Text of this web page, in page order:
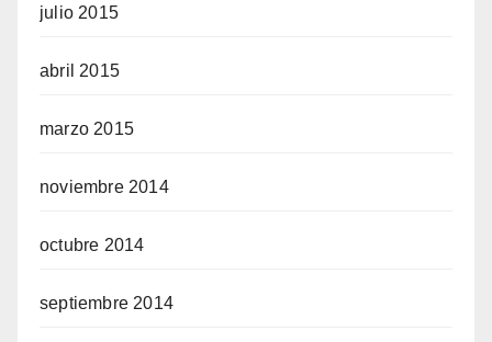
julio 2015
abril 2015
marzo 2015
noviembre 2014
octubre 2014
septiembre 2014